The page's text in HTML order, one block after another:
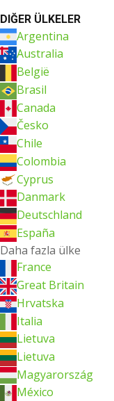
DIĞER ÜLKELER
Argentina
Australia
België
Brasil
Canada
Česko
Chile
Colombia
Cyprus
Danmark
Deutschland
España
Daha fazla ülke
France
Great Britain
Hrvatska
Italia
Lietuva
Lietuva
Magyarország
México